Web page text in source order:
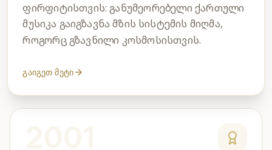
ფირფიტისთვის: განუმეორებელი ქართული
მუსიკა გაიგზავნა მზის სისტემის მიღმა,
როგორც გზავნილი კოსმოსისთვის.
გაიგეთ მეტი